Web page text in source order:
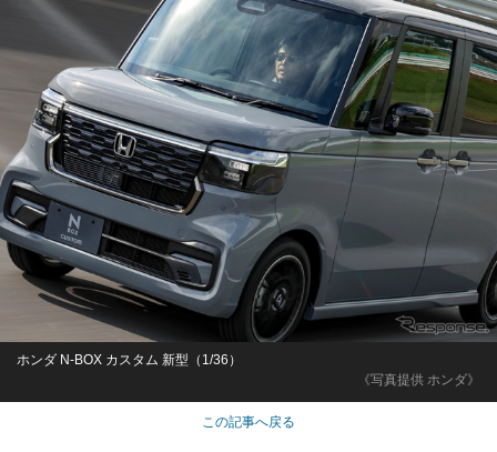
《写真提供 ホンダ》
ホンダ N-BOX カスタム 新型（1/36）
この記事へ戻る